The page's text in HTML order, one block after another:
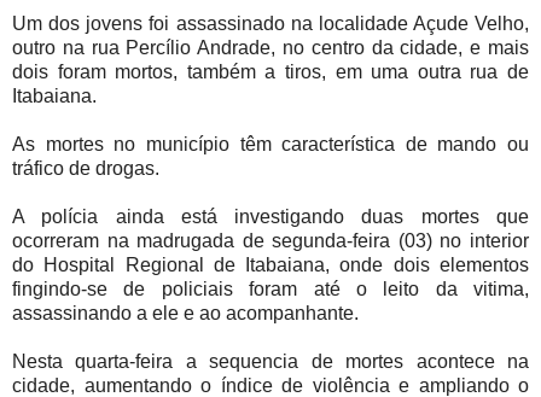
Um dos jovens foi assassinado na localidade Açude Velho,
outro na rua Percílio Andrade, no centro da cidade, e mais
dois foram mortos, também a tiros, em uma outra rua de
Itabaiana.
As mortes no município têm característica de mando ou
tráfico de drogas.
A polícia ainda está investigando duas mortes que
ocorreram na madrugada de segunda-feira (03) no interior
do Hospital Regional de Itabaiana, onde dois elementos
fingindo-se de policiais foram até o leito da vitima,
assassinando a ele e ao acompanhante.
Nesta quarta-feira a sequencia de mortes acontece na
cidade, aumentando o índice de violência e ampliando o